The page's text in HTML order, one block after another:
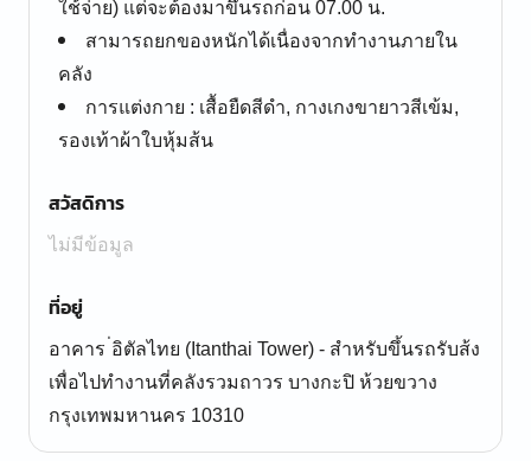
ใช้จ่าย) แต่จะต้องมาขึ้นรถก่อน 07.00 น.
สามารถยกของหนักได้เนื่องจากทำงานภายใน
คลัง
การแต่งกาย : เสื้อยืดสีดำ, กางเกงขายาวสีเข้ม,
รองเท้าผ้าใบหุ้มส้น
สวัสดิการ
ไม่มีข้อมูล
ที่อยู่
อาคาร ่อิตัลไทย (Itanthai Tower) - สำหรับขึ้นรถรับส้ง
เพื่อไปทำงานที่คลังรวมถาวร บางกะปิ ห้วยขวาง
กรุงเทพมหานคร 10310